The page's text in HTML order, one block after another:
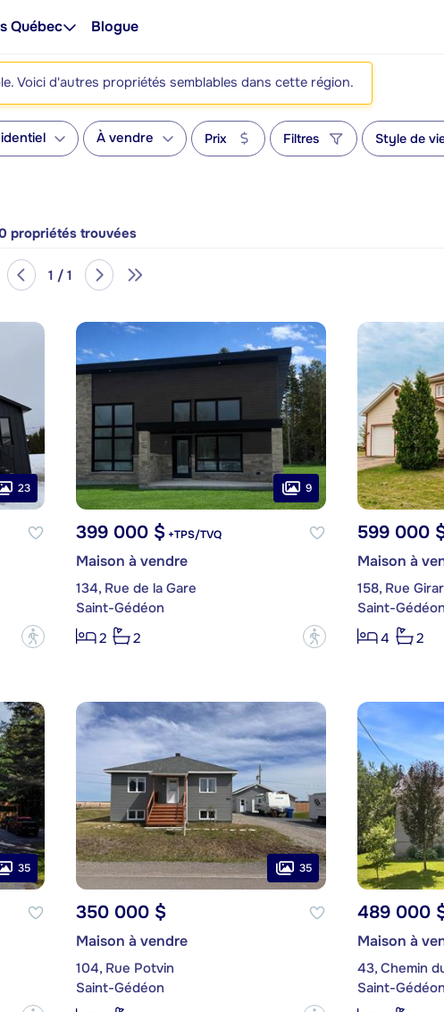
Québec Blogue
Voici d'autres propriétés semblables dans cette région.
À vendre Prix Filtres Style de
propriétés trouvées
1 / 1
23
?
9
399 000 $+TPS/TVQ
Maison à vendre
134, Rue de la Gare
Saint-Gédéon
2
2 ?
599 000
Maison à
158, Rue
Saint-Gédéon
4
2
35 35
350 000 $
Maison à vendre
104, Rue Potvin
Saint-Gédéon
489 000
Maison à
43, Chemin
Saint-Gédéon